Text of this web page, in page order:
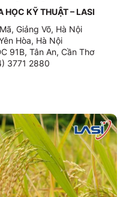
HỌC KỸ THUẬT – LASI
Giảng Võ, Hà Nội
Hòa, Hà Nội
91B, Tân An, Cần Thơ
3771 2880